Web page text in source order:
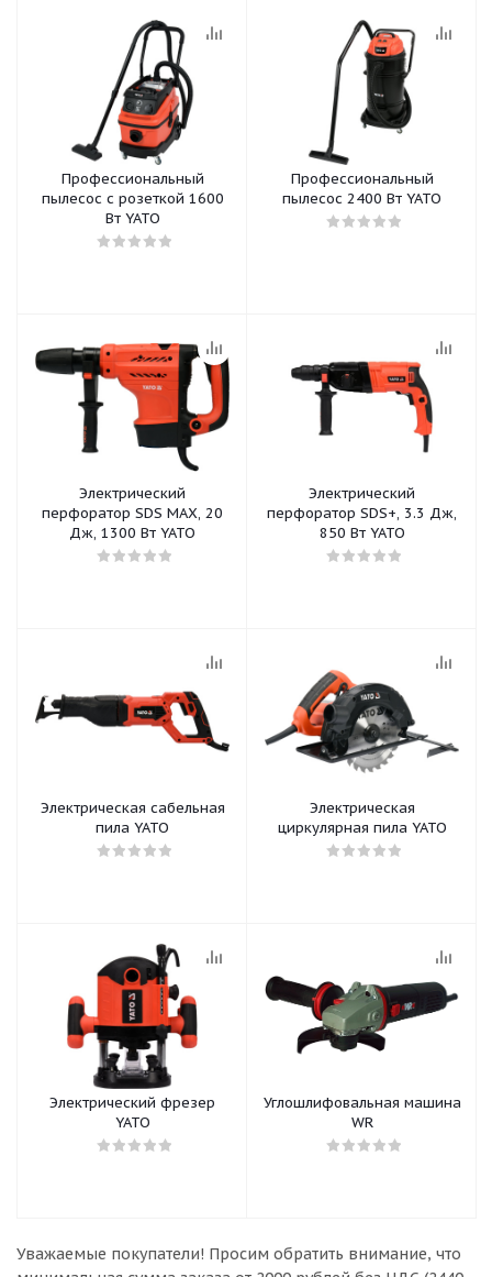
Профессиональный
пылесос с розеткой 1600
Вт YATO
Профессиональный
пылесос 2400 Вт YATO
Электрический
перфоратор SDS MAX, 20
Дж, 1300 Вт YATO
Электрический
перфоратор SDS+, 3.3 Дж,
850 Вт YATO
Электрическая сабельная
пила YATO
Электрическая
циркулярная пила YATO
Электрический фрезер
YATO
Углошлифовальная машина
WR
Уважаемые покупатели! Просим обратить внимание, что